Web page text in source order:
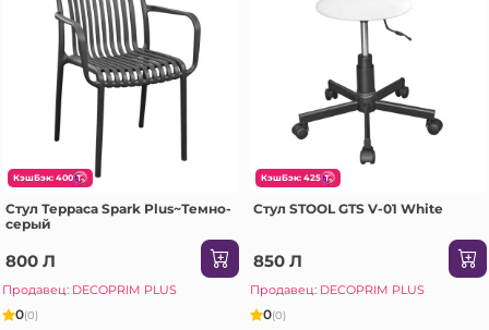
КэшБэк: 400
Стул Терраса Spark Plus~Темно-
серый
800 Л
Продавец: DECOPRIM PLUS
0(0)
КэшБэк: 425
Стул STOOL GTS V-01 White
850 Л
Продавец: DECOPRIM PLUS
0(0)